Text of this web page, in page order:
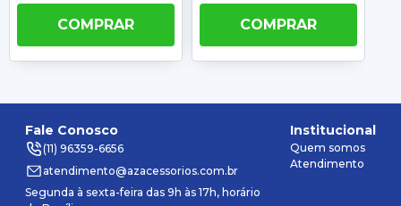
COMPRAR COMPRAR
Fale Conosco
(11) 96359-6656
atendimento@azacessorios.com.br
Segunda à sexta-feira das 9h às 17h, horário
Institucional
Quem somos
Atendimento